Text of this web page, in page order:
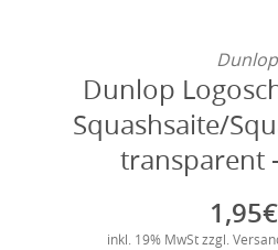
Dunlop
Dunlop
Squashsaite/
transparent
1,95€
inkl. 19% MwSt zzgl.